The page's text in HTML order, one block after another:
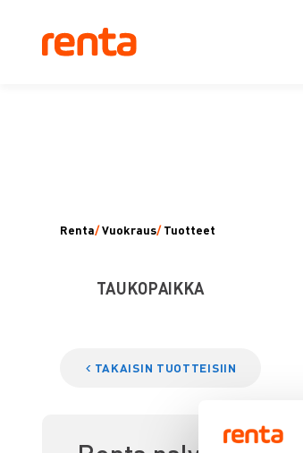
Renta/Vuokraus/ Tuotteet
TAUKOPAIKKA
TAKAISIN TUOTTEISIIN